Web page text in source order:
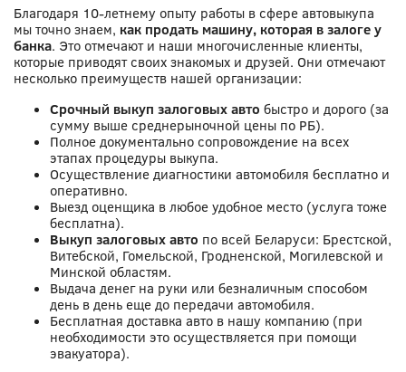
Благодаря 10-летнему опыту работы в сфере автовыкупа
мы точно знаем, как продать машину, которая в залоге у
банка. Это отмечают и наши многочисленные клиенты,
которые приводят своих знакомых и друзей. Они отмечают
несколько преимуществ нашей организации:
Срочный выкуп залоговых авто быстро и дорого (за
сумму выше среднерыночной цены по РБ).
Полное документально сопровождение на всех
этапах процедуры выкупа.
Осуществление диагностики автомобиля бесплатно и
оперативно.
Выезд оценщика в любое удобное место (услуга тоже
бесплатна).
Выкуп залоговых авто по всей Беларуси: Брестской,
Витебской, Гомельской, Гродненской, Могилевской и
Минской областям.
Выдача денег на руки или безналичным способом
день в день еще до передачи автомобиля.
Бесплатная доставка авто в нашу компанию (при
необходимости это осуществляется при помощи
эвакуатора).